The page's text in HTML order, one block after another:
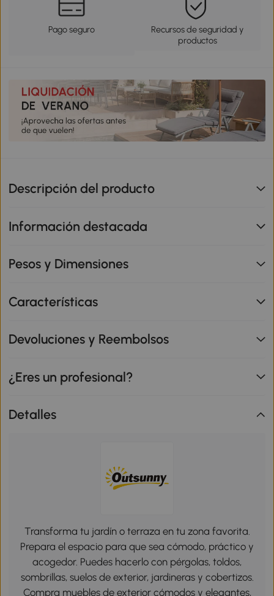
Pago seguro
Recursos de seguridad y
productos
Descripción del producto
Información destacada
Pesos y Dimensiones
Características
Devoluciones y Reembolsos
¿Eres un profesional?
Detalles
Transforma tu jardín o terraza en tu zona favorita.
Prepara el espacio para que sea cómodo, práctico y
acogedor. Puedes hacerlo con pérgolas, toldos,
sombrillas, suelos de exterior, jardineras y cobertizos.
Compra muebles de exterior cómodos y elegantes,